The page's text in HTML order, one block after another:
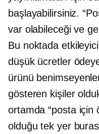
başlayabilirsiniz.
var olabileceği ve
Bu noktada
düşük ücretler
ürünü
gösteren kişiler
ortamda “posta için
olduğu tek yer